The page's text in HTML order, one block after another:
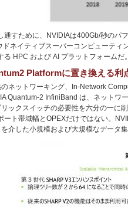
通すために、NVIDIAは400Gb/秒の
ネイティブスーパーコンピューテ
HPC および AI プラットフォームだ
Platformに置き換える利
ネットワーキング、In-Network
Quantum-2 InfiniBand は、ネット
ックスイッチの必要性を六分の一
ト帯域幅とOPEXだけではない。
介した小規模および大規模なデータ